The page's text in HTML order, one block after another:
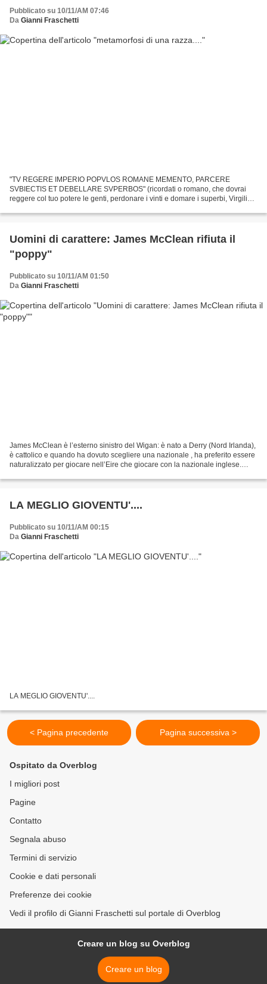
Pubblicato su 10/11/AM 07:46
Da Gianni Fraschetti
"TV REGERE IMPERIO POPVLOS ROMANE MEMENTO, PARCERE
SVBIECTIS ET DEBELLARE SVPERBOS" (ricordati o romano, che dovrai
reggere col tuo potere le genti, perdonare i vinti e domare i superbi, Virgilius,
Uomini di carattere: James McClean rifiuta il
"poppy"
Pubblicato su 10/11/AM 01:50
Da Gianni Fraschetti
James McClean è l’esterno sinistro del Wigan: è nato a Derry (Nord Irlanda),
è cattolico e quando ha dovuto scegliere una nazionale , ha preferito essere
naturalizzato per giocare nell’Eire che giocare con la nazionale inglese.
LA MEGLIO GIOVENTU'....
Pubblicato su 10/11/AM 00:15
Da Gianni Fraschetti
LA MEGLIO GIOVENTU'....
< Pagina precedente Pagina successiva >
Ospitato da Overblog
I migliori post
Pagine
Contatto
Segnala abuso
Termini di servizio
Cookie e dati personali
Preferenze dei cookie
Vedi il profilo di Gianni Fraschetti sul portale di Overblog
Creare un blog su Overblog
Creare un blog